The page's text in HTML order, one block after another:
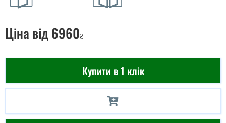
Ціна від 6960₴
Купити в 1 клік